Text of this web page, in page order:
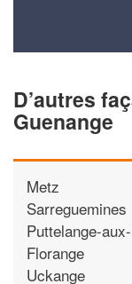
D’autres
Guenange
Metz
Sarreguemines
Puttelange-
Florange
Uckange